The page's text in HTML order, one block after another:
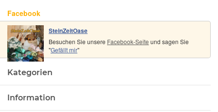
Facebook
SteinZeitOase
Besuchen Sie unsere Facebook-Seite und sagen Sie
"Gefällt mir"
Kategorien
Information